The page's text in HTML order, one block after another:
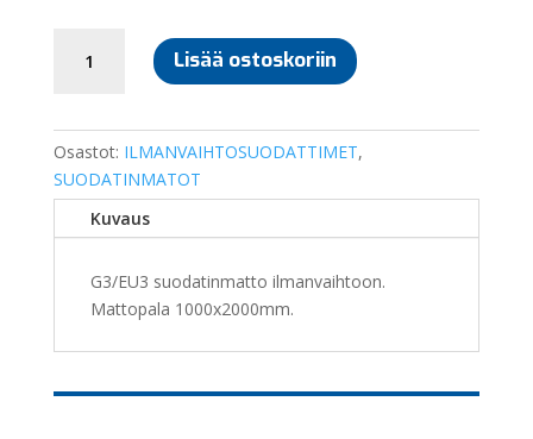
SUODATINMATTO
G3/EU3
Lisää ostoskoriin
Osastot: ILMANVAIHTOSUODATTIMET,
SUODATINMATOT
Kuvaus
G3/EU3 suodatinmatto ilmanvaihtoon.
Mattopala 1000x2000mm.